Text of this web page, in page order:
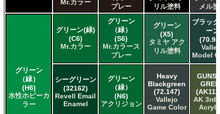
Lifecolor Lifecolor
Mission Models Mission Models
Revell of Germany Revell Aqua Color Acrylic
Revell of Germany Revell Email Enamel
Testors of Rust-Oleum Group Testors Model Master
Testors of Rust-Oleum Group Testors Model Master
Enamel
The Scale Modellers Supply SMS
Xtracolor Xtracolor
ガイアノーツ ガイア エナメル カラー
ガイアノーツ ガイアカラー
Mr.カラー
プレー
リル塗料
メル
グリーン
（緑）
(H6)
水性ホビーカ
ラー
グリーン(緑)
(C6)
Mr.カラー
グリーン
（緑）
(S6)
Mr.カラース
プレー
グリーン
(X5)
タミヤ アク
リル塗料
ブラッ
ーン
Model
シーグリーン
(32162)
Revell Email
Enamel
グリーン
（緑）
(N6)
アクリジョン
Heavy
Blackgreen
(72.147)
Vallejo
Game Color
AK 3rd